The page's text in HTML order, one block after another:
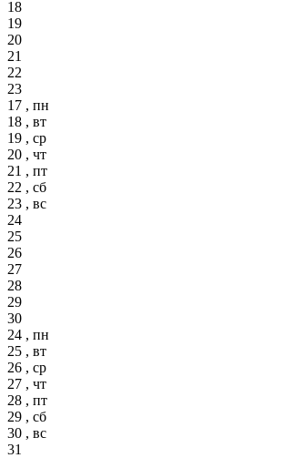
18
19
20
21
22
23
17 , пн
18 , вт
19 , ср
20 , чт
21 , пт
22 , сб
23 , вс
24
25
26
27
28
29
30
24 , пн
25 , вт
26 , ср
27 , чт
28 , пт
29 , сб
30 , вс
31